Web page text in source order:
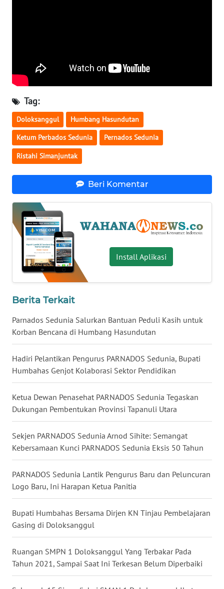
Tag:
Doloksanggul Humbang Hasundutan
Ketum Perbados Sedunia Pernados Sedunia
Ristahi Simanjuntak
Beri Komentar
Install Aplikasi
Berita Terkait
Parnados Sedunia Salurkan Bantuan Peduli Kasih untuk
Korban Bencana di Humbang Hasundutan
Hadiri Pelantikan Pengurus PARNADOS Sedunia, Bupati
Humbahas Genjot Kolaborasi Sektor Pendidikan
Ketua Dewan Penasehat PARNADOS Sedunia Tegaskan
Dukungan Pembentukan Provinsi Tapanuli Utara
Sekjen PARNADOS Sedunia Arnod Sihite: Semangat
Kebersamaan Kunci PARNADOS Sedunia Eksis 50 Tahun
PARNADOS Sedunia Lantik Pengurus Baru dan Peluncuran
Logo Baru, Ini Harapan Ketua Panitia
Bupati Humbahas Bersama Dirjen KN Tinjau Pembelajaran
Gasing di Doloksanggul
Ruangan SMPN 1 Doloksanggul Yang Terbakar Pada
Tahun 2021, Sampai Saat Ini Terkesan Belum Diperbaiki
WN
SULBAR
WN
BABEL
SUMBAR
WN
SUMSEL
WN
BENGKULU
WN
WN
JOGJA
WN
JATIM
WN
BALI
WN
KALBAR
WN